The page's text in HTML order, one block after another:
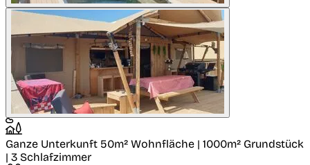
Ganze Unterkunft 50m² Wohnfläche | 1000m² Grundstück
| 3 Schlafzimmer